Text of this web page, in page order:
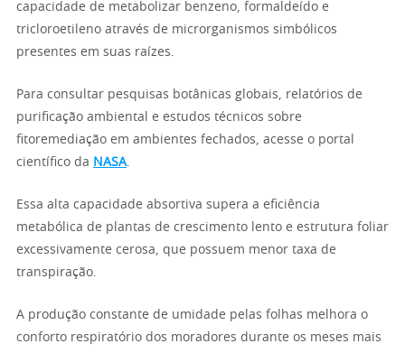
capacidade de metabolizar benzeno, formaldeído e
tricloroetileno através de microrganismos simbólicos
presentes em suas raízes.
Para consultar pesquisas botânicas globais, relatórios de
purificação ambiental e estudos técnicos sobre
fitoremediação em ambientes fechados, acesse o portal
científico da NASA.
Essa alta capacidade absortiva supera a eficiência
metabólica de plantas de crescimento lento e estrutura foliar
excessivamente cerosa, que possuem menor taxa de
transpiração.
A produção constante de umidade pelas folhas melhora o
conforto respiratório dos moradores durante os meses mais